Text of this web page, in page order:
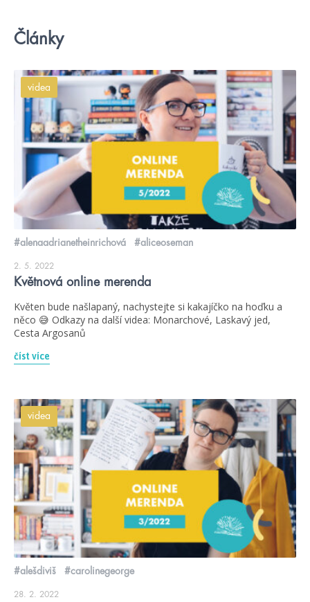
Články
videa
#alenaadrianetheinrichová #aliceoseman
2. 5. 2022
Květnová online merenda
Květen bude našlapaný, nachystejte si kakajíčko na hoďku a
něco 😅 Odkazy na další videa: Monarchové, Laskavý jed,
Cesta Argosanů
číst více
videa
#alešdiviš #carolinegeorge
28. 2. 2022